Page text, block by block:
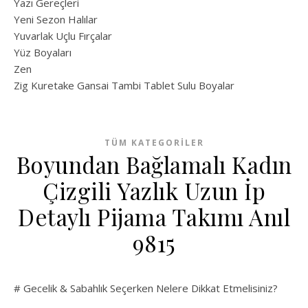
Yazı Gereçleri
Yeni Sezon Halılar
Yuvarlak Uçlu Fırçalar
Yüz Boyaları
Zen
​Zig Kuretake Gansai Tambi Tablet Sulu Boyalar
TÜM KATEGORILER
Boyundan Bağlamalı Kadın
Çizgili Yazlık Uzun İp
Detaylı Pijama Takımı Anıl
9815
# Gecelik & Sabahlık Seçerken Nelere Dikkat Etmelisiniz?